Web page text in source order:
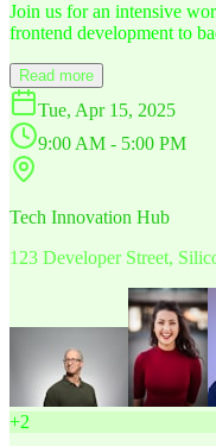
Join us for an intensive
frontend development to
Read more
Tue, Apr 15, 2025
9:00 AM - 5:00 PM
Tech Innovation Hub
123 Developer Street,
+2